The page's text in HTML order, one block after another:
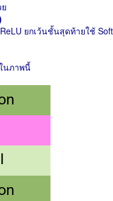
ยกเว้นชั้นสุดท้ายใช้
นภาพนี้